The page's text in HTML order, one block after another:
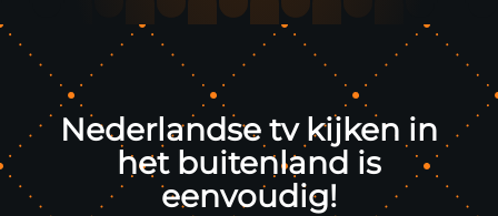
Nederlandse tv kijken in
het buitenland is
eenvoudig!